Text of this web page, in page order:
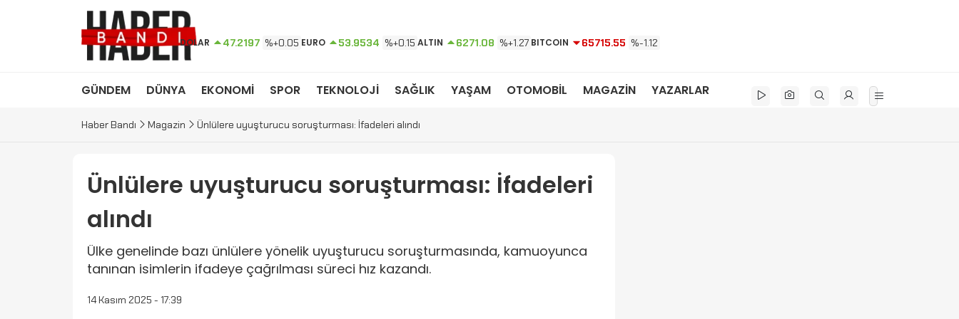
DOLAR 47.2197 %+0.05 EURO 53.9534 %+0.15 ALTIN 6271.08 %+1.27 BITCOIN 65715.55 %-1.12
GÜNDEM DÜNYA EKONOMİ SPOR TEKNOLOJİ SAĞLIK YAŞAM OTOMOBİL MAGAZİN YAZARLAR
Haber Bandı Magazin Ünlülere uyuşturucu soruşturması: İfadeleri alındı
Ünlülere uyuşturucu soruşturması: İfadeleri
alındı
Ülke genelinde bazı ünlülere yönelik uyuşturucu soruşturmasında, kamuoyunca
tanınan isimlerin ifadeye çağrılması süreci hız kazandı.
14 Kasım 2025 - 17:39